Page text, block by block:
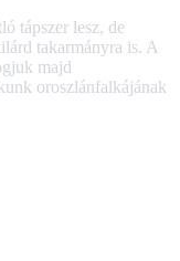
tápszer lesz, de
takarmányra is. A
majd
oroszlánfalkájának